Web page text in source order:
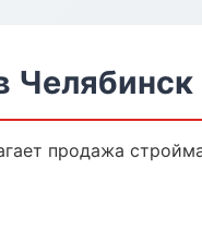
Челябинск
продажа